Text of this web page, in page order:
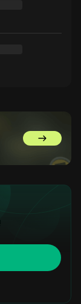
GemSlot